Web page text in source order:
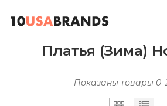
Платья (Зима)
Показаны товары